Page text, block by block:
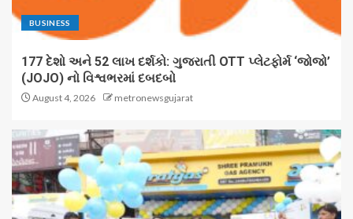
BUSINESS
177 દેશો અને 52 લાખ દર્શકો: ગુજરાતી OTT પ્લેટફોર્મ ‘જોજો’
(JOJO) નો વિશ્વભરમાં દબદબો
August 4, 2026 metronewsgujarat